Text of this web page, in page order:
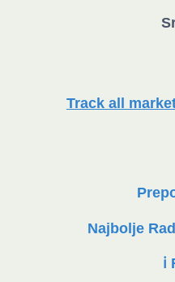
Track all
Najbolje
ℹ️